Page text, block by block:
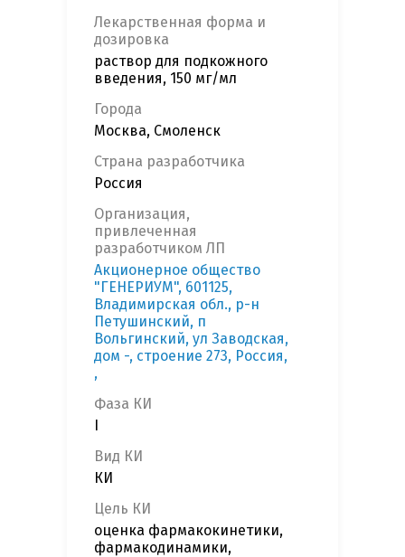
Лекарственная форма и
дозировка
раствор для подкожного
введения, 150 мг/мл
Города
Москва, Смоленск
Страна разработчика
Россия
Организация,
привлеченная
разработчиком ЛП
Акционерное общество
"ГЕНЕРИУМ", 601125,
Владимирская обл., р-н
Петушинский, п
Вольгинский, ул Заводская,
дом -, строение 273, Россия,
,
Фаза КИ
Вид КИ
КИ
Цель КИ
оценка фармакокинетики,
фармакодинамики,